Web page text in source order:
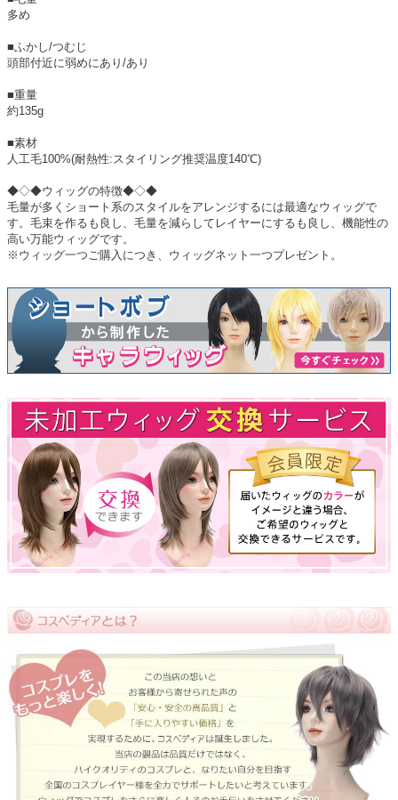
多め
■ふかし/つむじ
頭部付近に弱めにあり/あり
■重量
約135g
■素材
人工毛100%(耐熱性:スタイリング推奨温度140℃)
◆◇◆ウィッグの特徴◆◇◆
毛量が多くショート系のスタイルをアレンジするには最適なウィッグで
す。毛束を作るも良し、毛量を減らしてレイヤーにするも良し、機能性の
高い万能ウィッグです。
※ウィッグ一つご購入につき、ウィッグネット一つプレゼント。